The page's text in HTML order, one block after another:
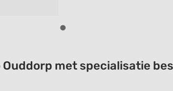
met specialisatie